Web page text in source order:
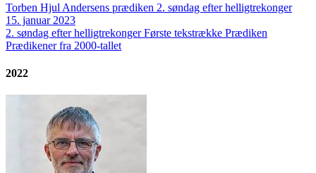
Torben Hjul Andersens prædiken 2. søndag efter helligtrekonger
15. januar 2023
2. søndag efter helligtrekonger Første tekstrække Prædiken
Prædikener fra 2000-tallet
2022